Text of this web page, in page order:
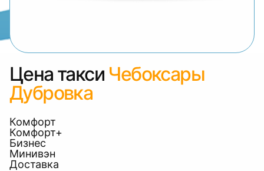
Цена такси Чебоксары
Дубровка
Комфорт
Комфорт+
Бизнес
Минивэн
Доставка